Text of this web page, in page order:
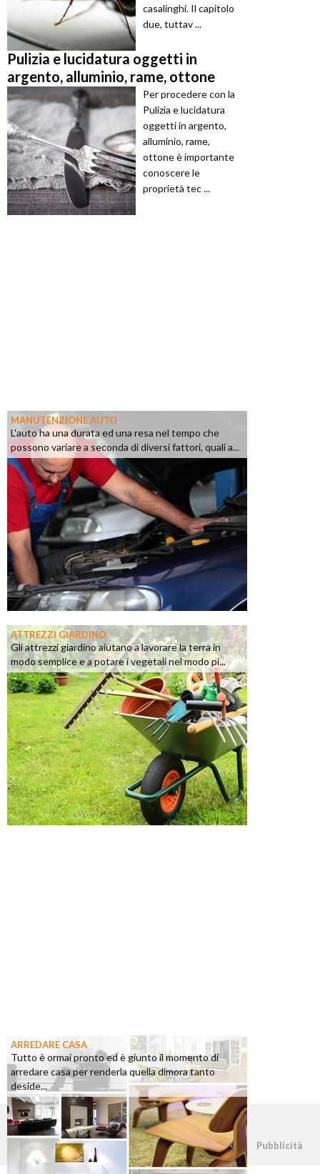
casalinghi. Il capitolo
due, tuttav ...
Pulizia e lucidatura oggetti in
argento, alluminio, rame, ottone
Per procedere con la
Pulizia e lucidatura
oggetti in argento,
alluminio, rame,
ottone è importante
conoscere le
proprietà tec ...
MANUTENZIONE AUTO
L'auto ha una durata ed una resa nel tempo che
possono variare a seconda di diversi fattori, quali a...
ATTREZZI GIARDINO
Gli attrezzi giardino aiutano a lavorare la terra in
modo semplice e a potare i vegetali nel modo pi...
ARREDARE CASA
Tutto è ormai pronto ed è giunto il momento di
arredare casa per renderla quella dimora tanto
deside...
©2026 - casapratica.org - p.iva 03338800984 Pubblicità